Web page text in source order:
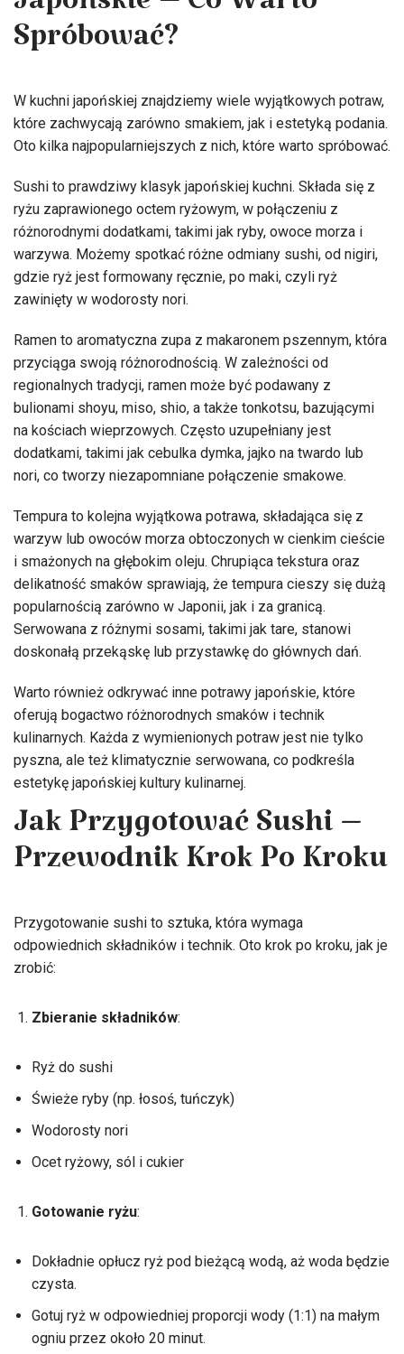
Spróbować?
W kuchni japońskiej znajdziemy wiele wyjątkowych potraw,
które zachwycają zarówno smakiem, jak i estetyką podania.
Oto kilka najpopularniejszych z nich, które warto spróbować.
Sushi to prawdziwy klasyk japońskiej kuchni. Składa się z
ryżu zaprawionego octem ryżowym, w połączeniu z
różnorodnymi dodatkami, takimi jak ryby, owoce morza i
warzywa. Możemy spotkać różne odmiany sushi, od nigiri,
gdzie ryż jest formowany ręcznie, po maki, czyli ryż
zawinięty w wodorosty nori.
Ramen to aromatyczna zupa z makaronem pszennym, która
przyciąga swoją różnorodnością. W zależności od
regionalnych tradycji, ramen może być podawany z
bulionami shoyu, miso, shio, a także tonkotsu, bazującymi
na kościach wieprzowych. Często uzupełniany jest
dodatkami, takimi jak cebulka dymka, jajko na twardo lub
nori, co tworzy niezapomniane połączenie smakowe.
Tempura to kolejna wyjątkowa potrawa, składająca się z
warzyw lub owoców morza obtoczonych w cienkim cieście
i smażonych na głębokim oleju. Chrupiąca tekstura oraz
delikatność smaków sprawiają, że tempura cieszy się dużą
popularnością zarówno w Japonii, jak i za granicą.
Serwowana z różnymi sosami, takimi jak tare, stanowi
doskonałą przekąskę lub przystawkę do głównych dań.
Warto również odkrywać inne potrawy japońskie, które
oferują bogactwo różnorodnych smaków i technik
kulinarnych. Każda z wymienionych potraw jest nie tylko
pyszna, ale też klimatycznie serwowana, co podkreśla
estetykę japońskiej kultury kulinarnej.
Jak Przygotować Sushi –
Przewodnik Krok Po Kroku
Przygotowanie sushi to sztuka, która wymaga
odpowiednich składników i technik. Oto krok po kroku, jak je
zrobić:
Zbieranie składników:
Ryż do sushi
Świeże ryby (np. łosoś, tuńczyk)
Wodorosty nori
Ocet ryżowy, sól i cukier
Gotowanie ryżu:
Dokładnie opłucz ryż pod bieżącą wodą, aż woda będzie
czysta.
Gotuj ryż w odpowiedniej proporcji wody (1:1) na małym
ogniu przez około 20 minut.